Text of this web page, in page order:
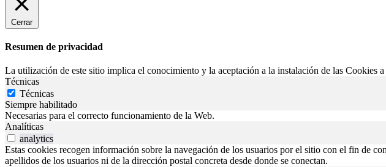
Cerrar
Resumen de privacidad
La utilización de este sitio implica el conocimiento y la aceptación a la instalación de las Cookies a
Técnicas
Técnicas
Siempre habilitado
Necesarias para el correcto funcionamiento de la Web.
Analíticas
analytics
Estas cookies recogen información sobre la navegación de los usuarios por el sitio con el fin de
apellidos de los usuarios ni de la dirección postal concreta desde donde se conectan.